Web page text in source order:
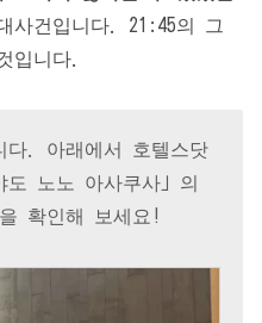
사건입니다. 21:45의 그
입니다.
다. 아래에서 호텔스닷
노노 아사쿠사」의
확인해 보세요!